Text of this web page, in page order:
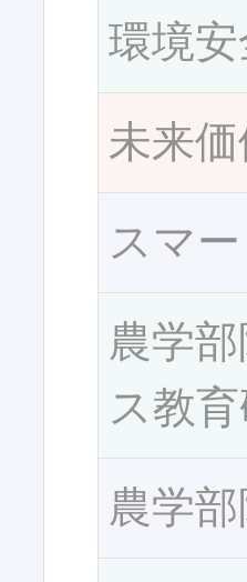
環境
未来
スマ
農学
ス教
農学